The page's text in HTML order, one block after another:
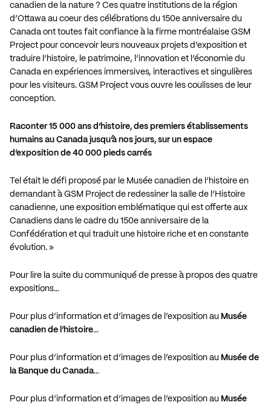
canadien de la nature ? Ces quatre institutions de la région
d’Ottawa au coeur des célébrations du 150e anniversaire du
Canada ont toutes fait confiance à la firme montréalaise GSM
Project pour concevoir leurs nouveaux projets d’exposition et
traduire l’histoire, le patrimoine, l’innovation et l’économie du
Canada en expériences immersives, interactives et singulières
pour les visiteurs. GSM Project vous ouvre les coulisses de leur
conception.
Raconter 15 000 ans d’histoire, des premiers établissements
humains au Canada jusqu’à nos jours, sur un espace
d’exposition de 40 000 pieds carrés
Tel était le défi proposé par le Musée canadien de l’histoire en
demandant à GSM Project de redessiner la salle de l’Histoire
canadienne, une exposition emblématique qui est offerte aux
Canadiens dans le cadre du 150e anniversaire de la
Confédération et qui traduit une histoire riche et en constante
évolution. »
Pour lire la suite du communiqué de presse à propos des quatre
expositions…
Pour plus d’information et d’images de l’exposition au Musée
canadien de l’histoire…
Pour plus d’information et d’images de l’exposition au Musée de
la Banque du Canada…
Pour plus d’information et d’images de l’exposition au Musée